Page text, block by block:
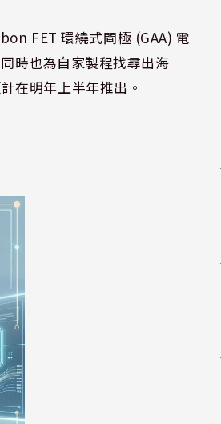
FET 環繞式閘極 (GAA) 電
時也為自家製程找尋出海
在明年上半年推出。